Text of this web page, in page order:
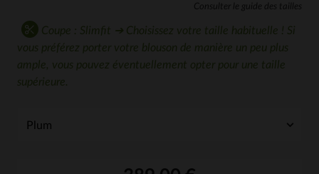
Consulter le guide des tailles
Coupe : Slimfit ➔ Choisissez votre taille habituelle ! Si
vous préférez porter votre blouson de manière un peu plus
ample, vous pouvez éventuellement opter pour une taille
supérieure.